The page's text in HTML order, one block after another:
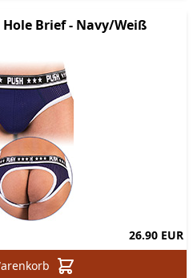
Brief - Navy/Weiß
26.90 EUR